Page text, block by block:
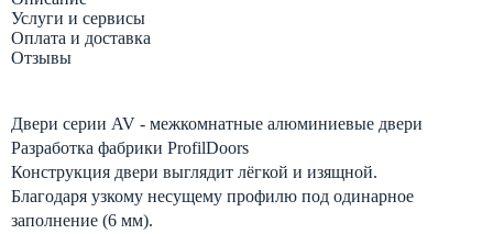
Услуги и сервисы
Оплата и доставка
Отзывы
Двери серии AV - межкомнатные алюминиевые двери
Разработка фабрики ProfilDoors
Конструкция двери выглядит лёгкой и изящной.
Благодаря узкому несущему профилю под одинарное
заполнение (6 мм).